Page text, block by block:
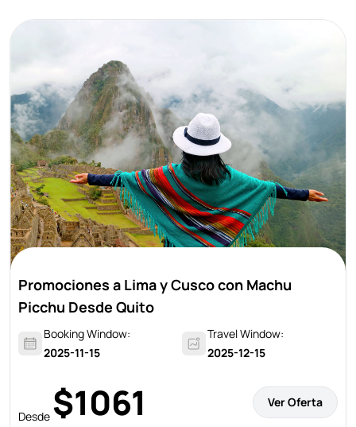
Promociones a Lima y Cusco con Machu
Picchu Desde Quito
Booking Window:
2025-11-15
Travel Window:
2025-12-15
Desde $1061 Ver Oferta